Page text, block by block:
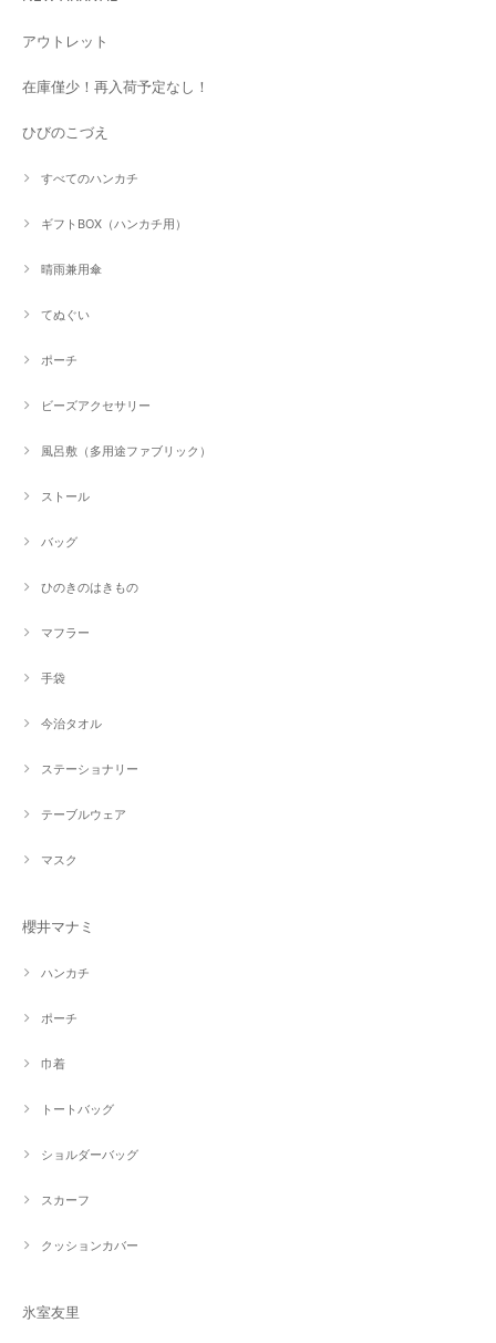
アウトレット
在庫僅少！再入荷予定なし！
ひびのこづえ
すべてのハンカチ
ギフトBOX（ハンカチ用）
晴雨兼用傘
てぬぐい
ポーチ
ビーズアクセサリー
風呂敷（多用途ファブリック）
ストール
バッグ
ひのきのはきもの
マフラー
手袋
今治タオル
ステーショナリー
テーブルウェア
マスク
櫻井マナミ
ハンカチ
ポーチ
巾着
トートバッグ
ショルダーバッグ
スカーフ
クッションカバー
氷室友里